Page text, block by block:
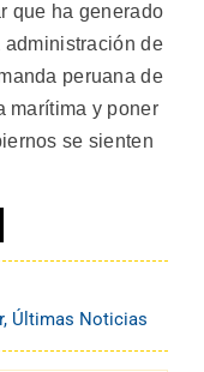
que ha generado
de
peruana de
marítima y poner
se sienten
, Últimas Noticias